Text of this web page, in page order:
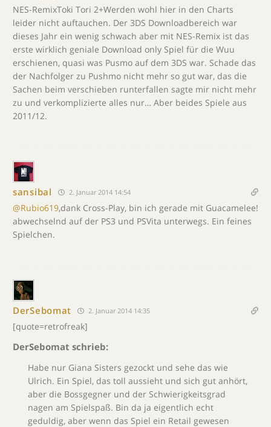
NES-RemixToki Tori 2+Werden wohl hier in den Charts
leider nicht auftauchen. Der 3DS Downloadbereich war
dieses Jahr ein wenig schwach aber mit NES-Remix ist das
erste wirklich geniale Download only Spiel für die Wuu
erschienen, quasi was Pusmo auf dem 3DS war. Schade das
der Nachfolger zu Pushmo nicht mehr so gut war, das die
Sachen beim verschieben runterfallen sagte mir nicht mehr
zu und verkomplizierte alles nur… Aber beides Spiele aus
2011/12.
sansibal 2. Januar 2014 14:54
@Rubio619,dank Cross-Play, bin ich gerade mit Guacamelee!
abwechselnd auf der PS3 und PSVita unterwegs. Ein feines
Spielchen.
DerSebomat 2. Januar 2014 14:35
[quote=retrofreak]
DerSebomat schrieb:
Habe nur Giana Sisters gezockt und sehe das wie
Ulrich. Ein Spiel, das toll aussieht und sich gut anhört,
aber die Bossgegner und der Schwierigkeitsgrad
nagen am Spielspaß. Bin da ja eigentlich echt
geduldig, aber wenn das Spiel ein Retail gewesen